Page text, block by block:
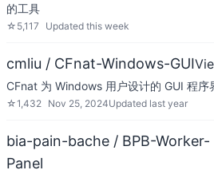
的工具
☆ 5,117 Updated this week
cmliu / CFnat-Windows-GUI
CFnat 为 Windows 用户设计的 GUI 程序
☆1,432 Nov 25, 2024Updated last year
bia-pain-bache / BPB-Worker-
Panel